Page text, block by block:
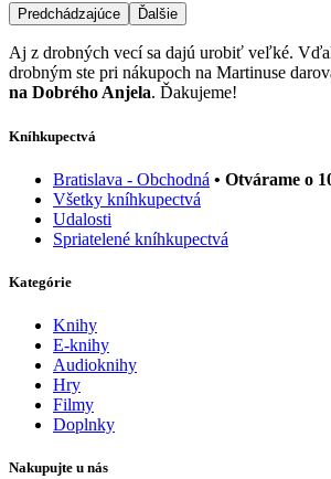
Predchádzajúce Ďalšie
Aj z drobných vecí sa dajú urobiť veľké.
drobným ste pri nákupoch na Martinuse
na Dobrého Anjela. Ďakujeme!
Kníhkupectvá
Bratislava - Obchodná • Otvárame o
Všetky kníhkupectvá
Udalosti
Spriatelené kníhkupectvá
Kategórie
Knihy
E-knihy
Audioknihy
Hry
Filmy
Doplnky
Nakupujte u nás